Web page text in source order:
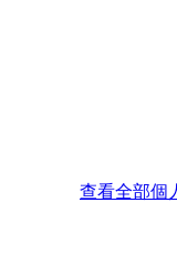
查看全部個